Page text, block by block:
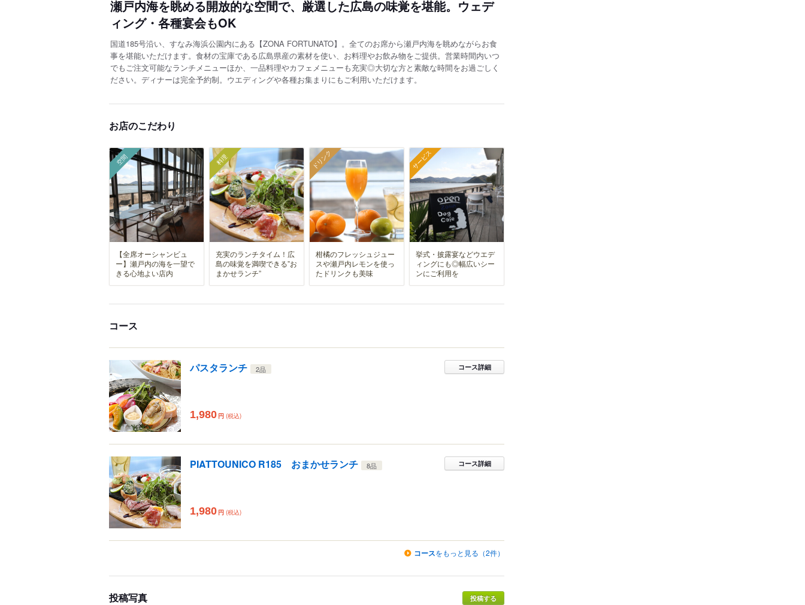
瀬戸内海を眺める開放的な空間で、厳選した広島の味覚を堪能。ウェデ
ィング・各種宴会もOK
国道185号沿い、すなみ海浜公園内にある【ZONA FORTUNATO】。全てのお席から瀬戸内海を眺めながらお食
事を堪能いただけます。食材の宝庫である広島県産の素材を使い、お料理やお飲み物をご提供。営業時間内いつ
でもご注文可能なランチメニューほか、一品料理やカフェメニューも充実◎大切な方と素敵な時間をお過ごしく
ださい。ディナーは完全予約制。ウエディングや各種お集まりにもご利用いただけます。
お店のこだわり
空間
【全席オーシャンビュ
ー】瀬戸内の海を一望で
きる心地よい店内
料理
充実のランチタイム！広
島の味覚を満喫できる”お
まかせランチ”
ドリンク
柑橘のフレッシュジュー
スや瀬戸内レモンを使っ
たドリンクも美味
サービス
挙式・披露宴などウエデ
ィングにも◎幅広いシー
ンにご利用を
コース
パスタランチ 2品 コース詳細
1,980 円 (税込)
PIATTOUNICO R185 おまかせランチ 8品 コース詳細
1,980 円 (税込)
コースをもっと見る（2件）
投稿写真 投稿する